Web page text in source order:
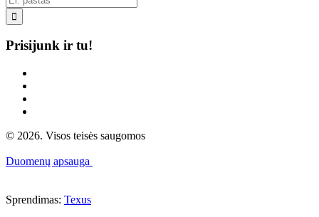

Prisijunk ir tu!
© 2026. Visos teisės saugomos
Duomenų apsauga
Sprendimas: Texus